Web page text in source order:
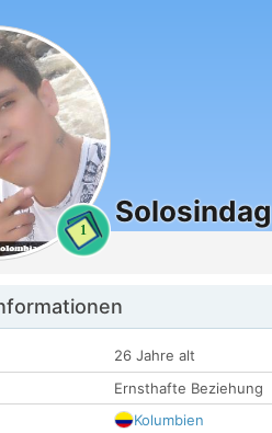
1
Solosindag
26 Jahre alt
Ernsthafte Beziehung
Kolumbien